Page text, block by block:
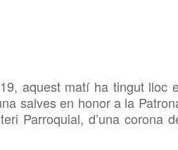
aquest matí ha tingut lloc
salves en honor a la
Parroquial, d’una corona